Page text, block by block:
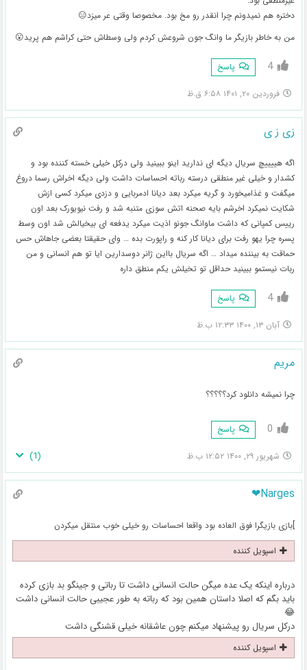
دختره هم نمیدونم چرا انقدر رو مخ بود. مخصوصا وقتی عر میزد😑
من به خاطر بازیگر ما وانگ جون شروعش کردم ولی وسطاش حتی کراشم هم پرید😮
4 پاسخ
فروردین ۲۰, ۱۴۰۱ ۶:۵۸ ق.ظ
زی ز ی
اگه هییییچ سریال دیگه ای ندارید اینو ببینید ولی درکل خیلی خسته کننده بود و
کشدار و خیلی غیر منطقی درسته رباته احساسات داشت ولی دیگه اخراش رسما دروغ
میگفت و غذامیخورد و گریه میکرد بعد دیانا ادمربایی و دزدی میکرد کسی ازش
شکایت نمیکرد اخرشم بایه صحنه اتش سوزی متنبه شد و رفت نیویورک بعد اون
رییس کمپانی که داشت ماوانگ جونو اذیت میکرد یدفعه ای بیخیالش شد اون وسط
پسره چرا یهو رفت برای دیانا کار کنه و راپورت بده … وای حقیقتا بعضی جاهاش حس
حماقت به بیننده میداد … اگه سریال بااین ژانر دوسدارین ایا تو هم انسانی و من
ربات نیستمو ببینید حداقل تو تخیلش یکم منطق داره
4 پاسخ
آبان ۱۳, ۱۴۰۰ ۱۲:۳۳ ب.ظ
مریم
چرا نمیشه دانلود کرد؟؟؟؟؟
0 پاسخ
شهریور ۲۹, ۱۴۰۰ ۱۲:۵۲ ب.ظ (
1
)
Narges❤
]بازی بازیگرا فوق العاده بود واقعا احساسات رو خیلی خوب منتقل میکردن
اسپویل کننده
درباره اینکه یک عده میگن حالت انسانی داشت تا رباتی و جینگو بد بازی کرده
باید بگم که اصلا داستان همین بود که رباته به طور عجیبی حالت انسانی داشت
😂
درکل سریال رو پیشنهاد میکنم چون عاشقانه خیلی قشنگی داشت
اسپویل کننده